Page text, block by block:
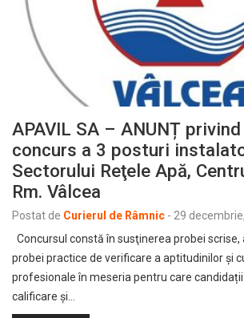
APAVIL SA – ANUNȚ
concurs a 3 posturi
Sectorului Reţele Apă,
Rm. Vâlcea
Postat de Curierul de Râmnic - 29
Concursul constă în susţinerea probei scrise,
probei practice de verificare a aptitudinilor și
profesionale în meseria pentru care
calificare și…